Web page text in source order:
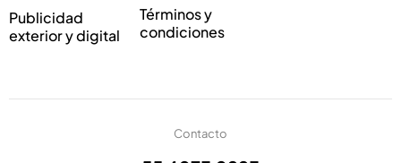
Publicidad
exterior y digital
Términos y
condiciones
Contacto